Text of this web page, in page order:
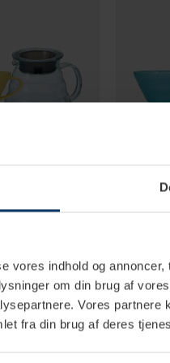
vores indhold og
om din brug af
Vores
fra din brug af deres
Set Inkl.
2 Koppar,
Vattenkokare
1 599,85 SEK
Hario
V60-02
Server 0,6
1